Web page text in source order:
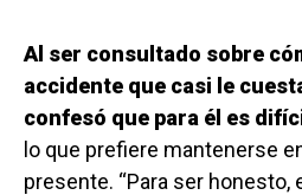
Al ser consultado sobre
accidente que casi le
confesó que para él es
lo que prefiere mantenerse
presente. “Para ser